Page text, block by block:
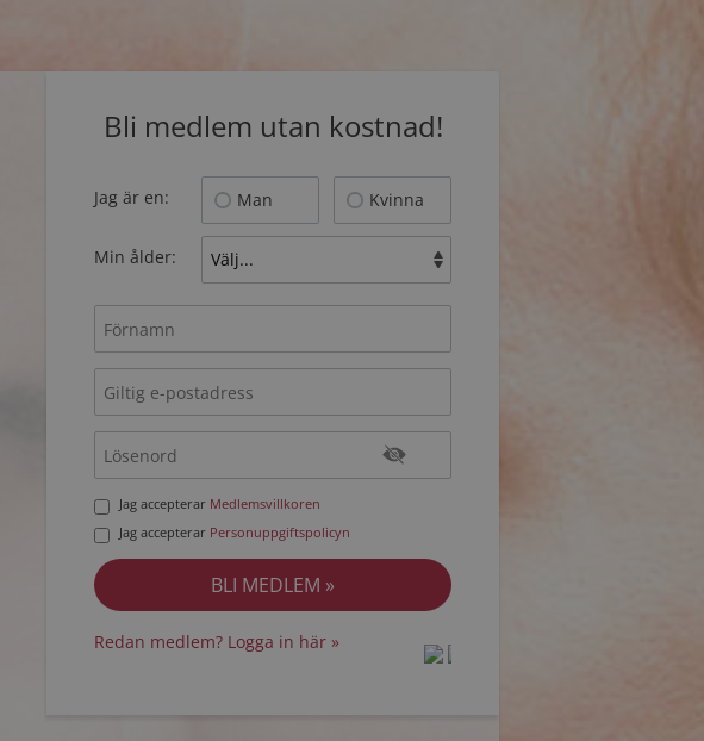
Bli medlem utan kostnad!
Jag är en: Man Kvinna
Min ålder:
Jag accepterar Medlemsvillkoren
Jag accepterar Personuppgiftspolicyn
Redan medlem? Logga in här »